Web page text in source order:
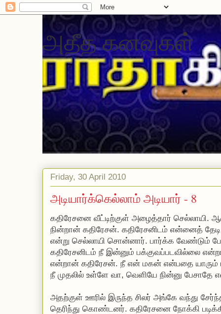
அதீத கனவுகள்
Friday, 30 April 2010
அடியார்க்கெல்லாம் அடியார் - 8
கதிரேசனை வீட்டிற்குள் அழைத்தார் செல்லாயி.
நின்றான் கதிரேசன். கதிரேசனிடம் என்னைத்
என்று செல்லாயி சொன்னார். பார்க்க வேண்டும்
கதிரேசனிடம் நீ இன்னும் பக்குவப்படவில்லை
என்றான் கதிரேசன். நீ என் மகன் என்பதை யாரும்
நீ முதலில் உள்ளே வா, வெளியே நின்னு பேசாதே
அதற்குள் ஊரில் இருந்த சிலர் அங்கே வந்து
தெரிந்து கொண்டனர். கதிரேசனை நோக்கி